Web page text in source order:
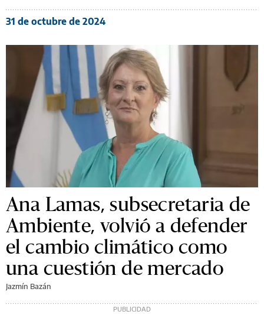
31 de octubre de 2024
Ana Lamas, subsecretaria de
Ambiente, volvió a defender
el cambio climático como
una cuestión de mercado
Jazmín Bazán